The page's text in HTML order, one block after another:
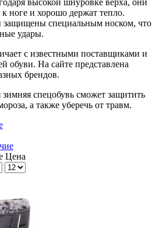
ноге и хорошо держат тепло.
защищены специальным носком, что
удары.
с известными поставщиками и
обуви. На сайте представлена
брендов.
спецобувь сможет защитить
а также уберечь от травм.
Цена